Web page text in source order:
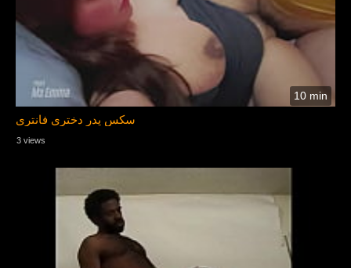
10 min
سکس پدر دختری فانتری
3 views